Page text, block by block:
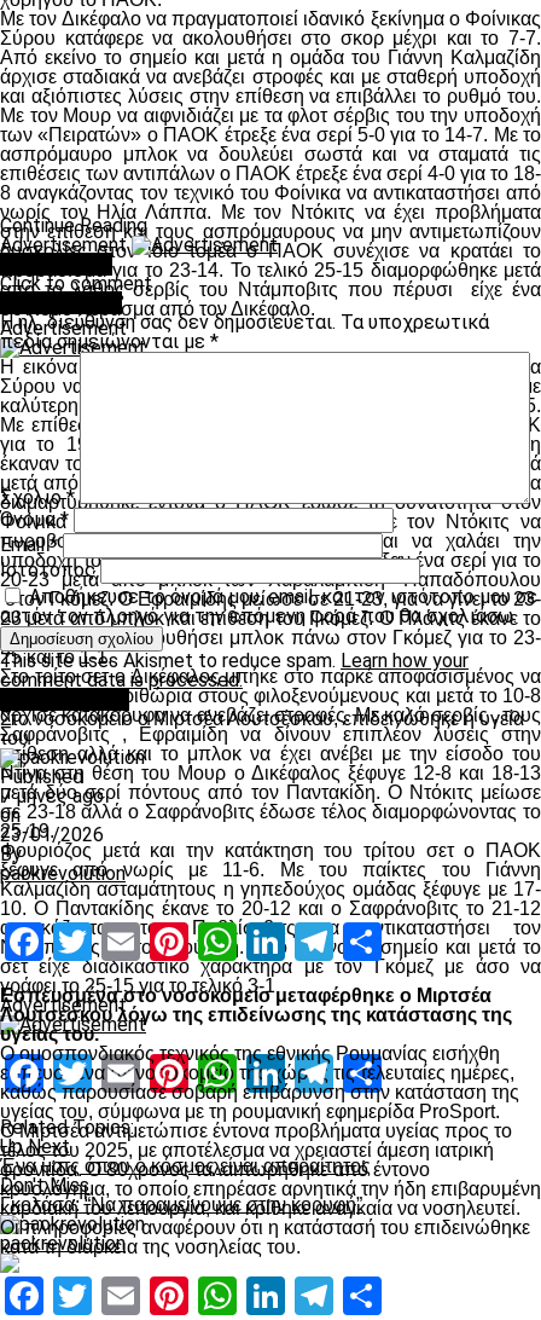
Με τον Δικέφαλο να πραγματοποιεί ιδανικό ξεκίνημα ο Φοίνικας
Σύρου κατάφερε να ακολουθήσει στο σκορ μέχρι και το 7-7.
Από εκείνο το σημείο και μετά η ομάδα του Γιάννη Καλμαζίδη
άρχισε σταδιακά να ανεβάζει στροφές και με σταθερή υποδοχή
και αξιόπιστες λύσεις στην επίθεση να επιβάλλει το ρυθμό του.
Με τον Μουρ να αιφνιδιάζει με τα φλοτ σέρβις του την υποδοχή
των «Πειρατών» ο ΠΑΟΚ έτρεξε ένα σερί 5-0 για το 14-7. Με το
ασπρόμαυρο μπλοκ να δουλεύει σωστά και να σταματά τις
επιθέσεις των αντιπάλων ο ΠΑΟΚ έτρεξε ένα σερί 4-0 για το 18-
8 αναγκάζοντας τον τεχνικό του Φοίνικα να αντικαταστήσει από
νωρίς τον Ηλία Λάππα. Με τον Ντόκιτς να έχει προβλήματα
στην επίθεση και τους ασπρόμαυρους να μην αντιμετωπίζουν
δυσκολίες στον ίδιο τομέα ο ΠΑΟΚ συνέχισε να κρατάει το
προβάδισμα για το 23-14. Το τελικό 25-15 διαμορφώθηκε μετά
από το λάθος σερβίς του Ντάμποβιτς που πέρυσι είχε ένα
σύντομο πέρασμα από τον Δικέφαλο.
Advertisement
Η εικόνα του αγώνα άλλαξε στο δεύτερο σετ με τον Φοίνικα
Σύρου να ανεβάζει στροφές, να βελτιώνει την υποδοχή και με
καλύτερη ανάπτυξη να είναι κοντά στο σκορ μέχρι και το 17-15.
Με επίθεση ο Γκόμεζ έδωσε αέρα τριών βαθμών στον ΠΑΟΚ
για το 19-16 αλλά δύο συνεχόμενα μπλοκ στον Εφραιμίδη
έκαναν το 19-18. Νέα επίθεση του Γκόμεζ έκανε το 20-19, αλλά
μετά από λάθος σφύριγμα των διαιτητών , φάση για την οποία
διαμαρτυρήθηκε έντονα ο ΠΑΟΚ έδωσε τη δυνατότητα στον
Φοίνικα Σύρου να ισοφαρίσει σε 20-20. Με τον Ντόκιτς να
πυροβολεί από τη γραμμή του σερβίς και να χαλάει την
υποδοχή του ΠΑΟΚ , οι φιλοξενούμενοι έτρεξαν ένα σερί για το
20-23 μετά από μπλοκ των Χαραλαμπίδη -Παπαδόπουλου
στον Γκόμεζ. Ο Εφραιμίδης μείωσε σε 21-23, για να γίνει το 23-
23 μετά από μπλοκ και επίθεση του Γκόμεζ. Ο Πλάνιτς έκανε το
23-24 για να ακολουθήσει μπλοκ πάνω στον Γκόμεζ για το 23-
25 και το 1-1.
Στο τρίτο σετ ο Δικέφαλος μπήκε στο παρκέ αποφασισμένος να
μην αφήσει περιθώρια στους φιλοξενούμενους και μετά το 10-8
άρχισε κατακόρυφα να ανεβάζει στροφές. Με καλό σερβίς , τους
Σαφράνοβιτς , Εφραιμίδη να δίνουν επιπλέον λύσεις στην
επίθεση αλλά και το μπλοκ να έχει ανέβει με την είσοδο του
Ντίνα στη θέση του Μουρ ο Δικέφαλος ξέφυγε 12-8 και 18-13
μετά δύο σερί πόντους από τον Παντακίδη. Ο Ντόκιτς μείωσε
σε 23-18 αλλά ο Σαφράνοβιτς έδωσε τέλος διαμορφώνοντας το
25-19.
Φουριόζος μετά και την κατάκτηση του τρίτου σετ ο ΠΑΟΚ
ξέφυγε από νωρίς με 11-6. Με του παίκτες του Γιάννη
Καλμαζίδη ασταμάτητους η γηπεδούχος ομάδας ξέφυγε με 17-
10. Ο Παντακίδης έκανε το 20-12 και ο Σαφράνοβιτς το 21-12
αναγκάζοντας τον Παβλίσεβιτς να αντικαταστήσει τον
Ντάμποβιτς με τον Ρούσση. Από εκείνο το σημείο και μετά το
σετ είχε διαδικαστικό χαρακτήρα με τον Γκόμεζ με άσο να
γράφει το 25-15 για το τελικό 3-1
Advertisement
Facebook
Twitter
EmailPinterest
WhatsApp
LinkedIn
Telegram
Related Topics:
Up Next
Ένα ματς όπου ο κόσμος είναι απαραίτητος
Don't Miss
Γκολάσα: “Να παραμείνουμε στην κορυφή”
paokrevolution
Continue Reading
Advertisement
Click to comment
Η ηλ. διεύθυνση σας δεν δημοσιεύεται. Τα υποχρεωτικά
πεδία σημειώνονται με *
Σχόλιο*
Όνομα*
Email*
Ιστότοπος
Αποθήκευσε το όνομά μου, email, και τον ιστότοπο μου σε
αυτόν τον πλοηγό για την επόμενη φορά που θα σχολιάσω.
This site uses Akismet to reduce spam. Learn how your
comment data is processed.
Στο νοσοκομείο ο Μιρτσέα Λουτσέσκου, επιδεινώθηκε η υγεία
του
Published
7 μήνες ago
on
23/01/2026
By
paokrevolution
Facebook
Twitter
EmailPinterest
WhatsApp
LinkedIn
Telegram
Εσπευσμένα στο νοσοκομείο μεταφέρθηκε ο Μιρτσέα
Λουτσέσκου λόγω της επιδείνωσης της κατάστασης της
υγείας του.
Ο ομοσπονδιακός τεχνικός της εθνικής Ρουμανίας εισήχθη
εσπευσμένα σε νοσοκομείο της χώρας τις τελευταίες ημέρες,
καθώς παρουσίασε σοβαρή επιβάρυνση στην κατάσταση της
υγείας του, σύμφωνα με τη ρουμανική εφημερίδα ProSport.
Ο Μιρτσέα αντιμετώπισε έντονα προβλήματα υγείας προς το
τέλος του 2025, με αποτέλεσμα να χρειαστεί άμεση ιατρική
φροντίδα. Ο 80χρονος ταλαιπωρήθηκε από έντονο
κρυολόγημα, το οποίο επηρέασε αρνητικά την ήδη επιβαρυμένη
καρδιακή του λειτουργία, και κρίθηκε αναγκαία να νοσηλευτεί.
Οι πληροφορίες αναφέρουν ότι η κατάστασή του επιδεινώθηκε
κατά τη διάρκεια της νοσηλείας του.
Facebook
Twitter
EmailPinterest
WhatsApp
LinkedIn
Telegram